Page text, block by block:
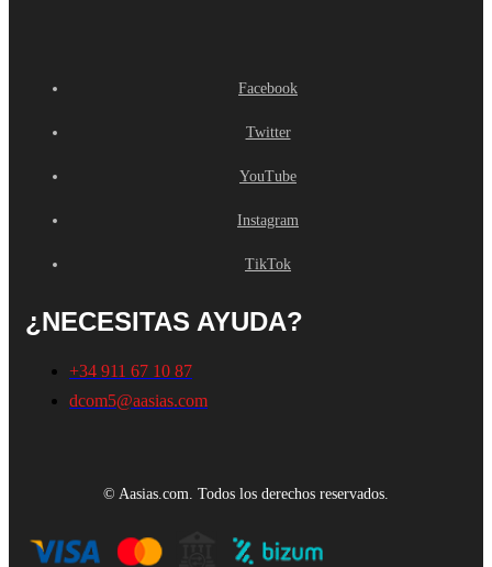
Facebook
Twitter
YouTube
Instagram
TikTok
¿NECESITAS AYUDA?
+34 911 67 10 87
dcom5@aasias.com
© Aasias.com. Todos los derechos reservados.